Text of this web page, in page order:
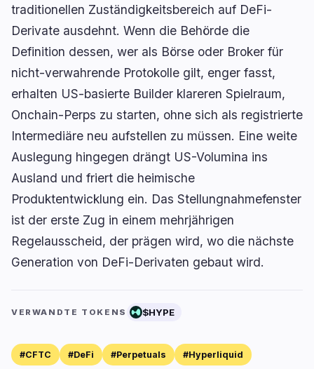
↑ ↓ navigieren ↵ öffnen esc
schließen
traditionellen Zuständigkeitsbereich auf DeFi-
Derivate ausdehnt. Wenn die Behörde die
Definition dessen, wer als Börse oder Broker für
nicht-verwahrende Protokolle gilt, enger fasst,
erhalten US-basierte Builder klareren Spielraum,
Onchain-Perps zu starten, ohne sich als registrierte
Intermediäre neu aufstellen zu müssen. Eine weite
Auslegung hingegen drängt US-Volumina ins
Ausland und friert die heimische
Produktentwicklung ein. Das Stellungnahmefenster
ist der erste Zug in einem mehrjährigen
Regelausscheid, der prägen wird, wo die nächste
Generation von DeFi-Derivaten gebaut wird.
VERWANDTE TOKENS $HYPE
#CFTC #DeFi #Perpetuals #Hyperliquid